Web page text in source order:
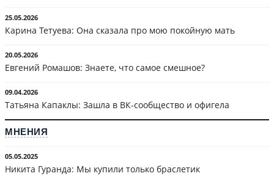
25.05.2026
Карина Тетуева: Она сказала про мою покойную мать
20.05.2026
Евгений Ромашов: Знаете, что самое смешное?
09.04.2026
Татьяна Капаклы: Зашла в ВК-сообщество и офигела
МНЕНИЯ
05.05.2025
Никита Гуранда: Мы купили только браслетик